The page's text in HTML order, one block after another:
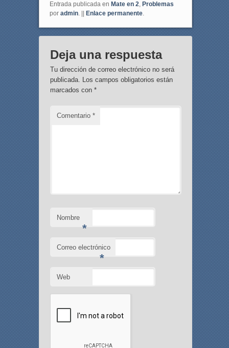
Entrada publicada en Mate en 2, Problemas
por admin. || Enlace permanente.
Deja una respuesta
Tu dirección de correo electrónico no será
publicada. Los campos obligatorios están
marcados con *
Comentario *
Nombre
*
Correo electrónico
*
Web